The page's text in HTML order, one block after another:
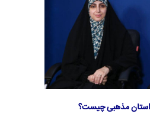
مذهبی چیست؟